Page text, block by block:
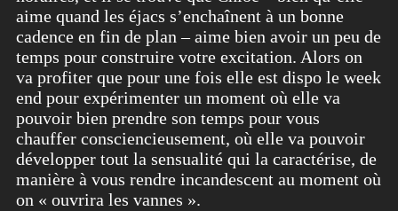
aime quand les éjacs s’enchaînent à un bonne
cadence en fin de plan – aime bien avoir un peu de
temps pour construire votre excitation. Alors on
va profiter que pour une fois elle est dispo le week
end pour expérimenter un moment où elle va
pouvoir bien prendre son temps pour vous
chauffer consciencieusement, où elle va pouvoir
développer tout la sensualité qui la caractérise, de
manière à vous rendre incandescent au moment où
on « ouvrira les vannes ».